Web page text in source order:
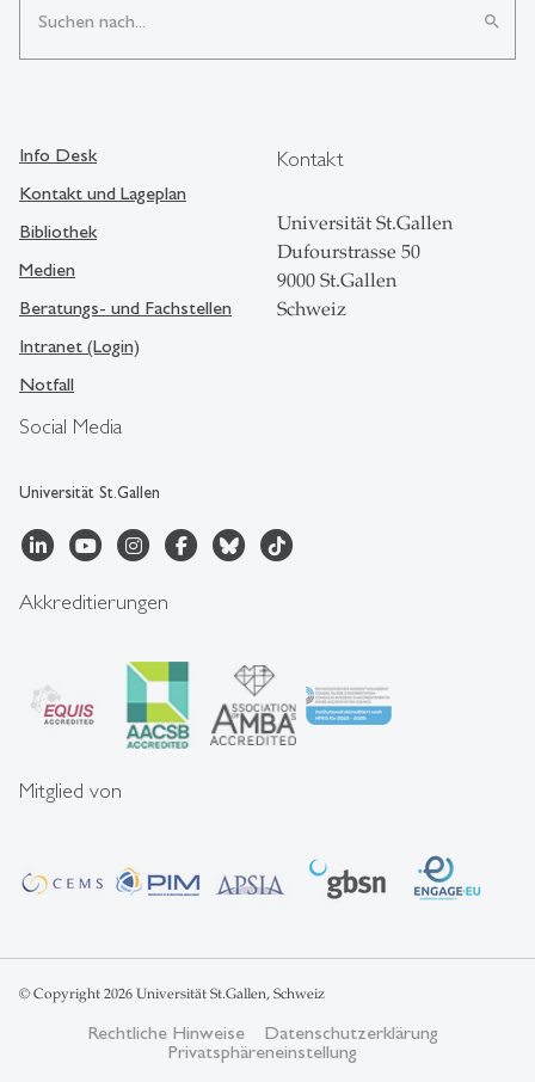
search
Social Media
Universität St.Gallen
Info Desk
Kontakt und Lageplan
Bibliothek
Medien
Beratungs- und Fachstellen
Intranet (Login)
Notfall
Kontakt
Universität St.Gallen
Dufourstrasse 50
9000 St.Gallen
Schweiz
Akkreditierungen
Mitglied von
© Copyright 2026 Universität St.Gallen, Schweiz
Rechtliche Hinweise
Datenschutzerklärung
Privatsphäreneinstellung